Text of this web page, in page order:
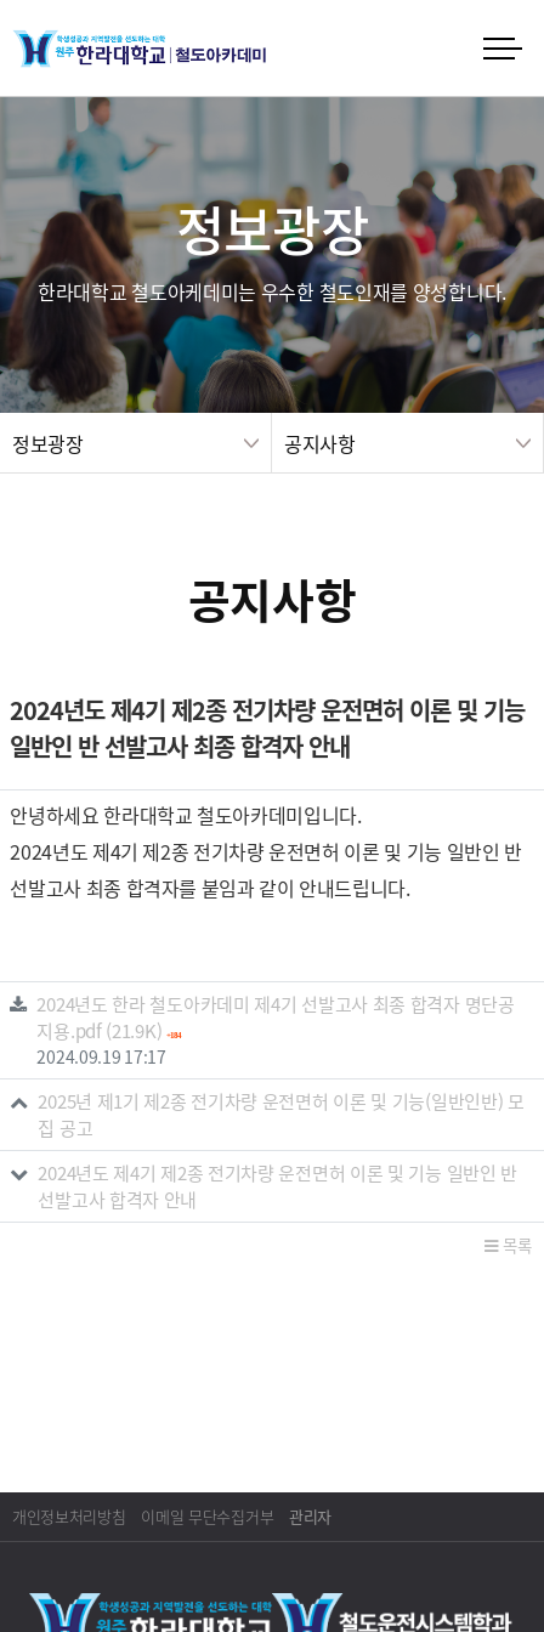
정보광장
한라대학교 철도아케데미는 우수한 철도인재를 양성합니다.
정보광장 공지사항
공지사항
2024년도 제4기 제2종 전기차량 운전면허 이론 및 기능
일반인 반 선발고사 최종 합격자 안내
컨텐츠 정보
본문
안녕하세요 한라대학교 철도아카데미입니다.
2024년도 제4기 제2종 전기차량 운전면허 이론 및 기능 일반인 반
선발고사 최종 합격자를 붙임과 같이 안내드립니다.
관련자료
2024년도 한라 철도아카데미 제4기 선발고사 최종 합격자 명단공
지용.pdf파일크기
(21.9K) 184회 다운로드
등록일
2024.09.19 17:17
2025년 제1기 제2종 전기차량 운전면허 이론 및 기능(일반인반) 모
집 공고
2024년도 제4기 제2종 전기차량 운전면허 이론 및 기능 일반인 반
선발고사 합격자 안내
목록
개인정보처리방침 이메일 무단수집거부 관리자